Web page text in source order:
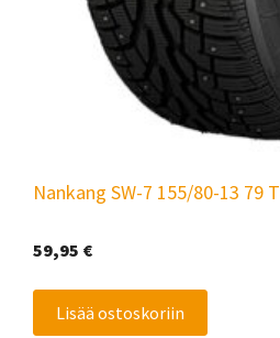
Nankang SW-7 155/80-13 79 T
59,95 €
Lisää ostoskoriin